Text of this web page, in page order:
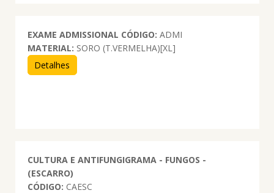
EXAME ADMISSIONAL CÓDIGO: ADMI
MATERIAL: SORO (T.VERMELHA)[XL]
Detalhes
CULTURA E ANTIFUNGIGRAMA - FUNGOS -
(ESCARRO)
CÓDIGO: CAESC